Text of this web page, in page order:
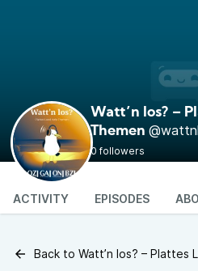
Watt’n los? –
Themen
0 followers
ACTIVITY EPISODES
Back to Watt’n los? – Plattes